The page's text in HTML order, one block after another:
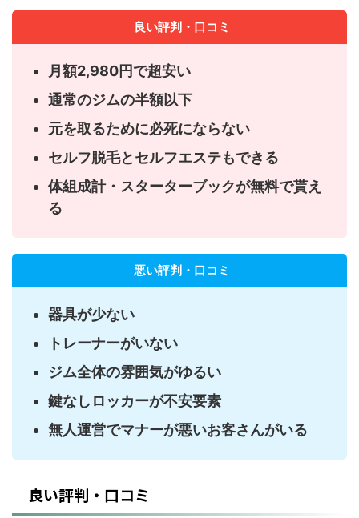
良い評判・口コミ
月額2,980円で超安い
通常のジムの半額以下
元を取るために必死にならない
セルフ脱毛とセルフエステもできる
体組成計・スターターブックが無料で貰え
る
悪い評判・口コミ
器具が少ない
トレーナーがいない
ジム全体の雰囲気がゆるい
鍵なしロッカーが不安要素
無人運営でマナーが悪いお客さんがいる
良い評判・口コミ